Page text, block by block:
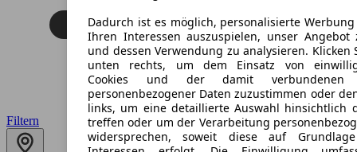
Dadurch ist es möglich, personalisierte
Ihren Interessen auszuspielen, unser Angebot
und dessen Verwendung zu analysieren. Klicken
unten rechts, um dem Einsatz von
Cookies und der damit verbundenen
personenbezogener Daten zuzustimmen oder
links, um eine detaillierte Auswahl hinsichtlich
treffen oder um der Verarbeitung
widersprechen, soweit diese auf
Filtern